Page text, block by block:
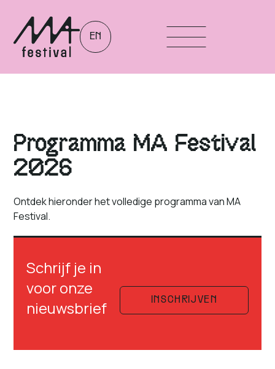
EN
Programma MA Festival
2026
Ontdek hieronder het volledige programma van MA
Festival.
Schrijf je in
voor onze
nieuwsbrief
INSCHRIJVEN